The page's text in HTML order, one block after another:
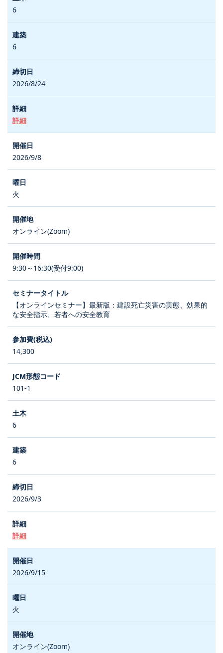
6
6
2026/8/24
詳細
2026/9/8
火
オンライン(Zoom)
9:30～16:30(受付9:00)
【オンラインセミナー】最新版：建設死亡災害の実態、効果的
な安全指示、若者への安全教育
14,300
101-1
6
6
2026/9/3
詳細
2026/9/15
火
オンライン(Zoom)